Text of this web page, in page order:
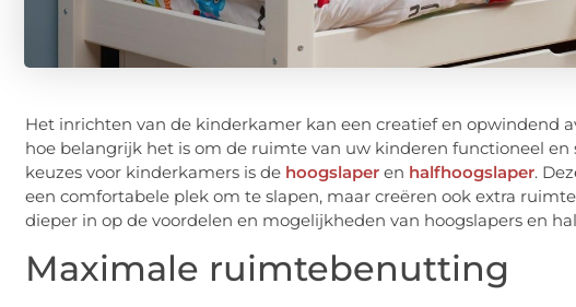
Het inrichten van de kinderkamer kan een creatief en opwindend
hoe belangrijk het is om de ruimte van uw kinderen functioneel
keuzes voor kinderkamers is de hoogslaper en halfhoogslaper.
een comfortabele plek om te slapen, maar creëren ook extra
dieper in op de voordelen en mogelijkheden van hoogslapers en
Maximale ruimtebenutting